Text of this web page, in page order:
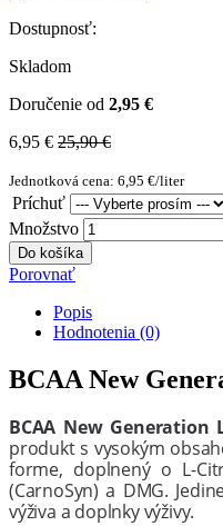
Dostupnosť:
Skladom
Doručenie od 2,95 €
6,95 € 25,90 €
Jednotková cena: 6,95 €/liter
Príchuť
Množstvo
Do košíka
Porovnať
Popis
Hodnotenia (0)
BCAA New
BCAA New Generation
produkt s vysokým
forme, doplnený o L-
(CarnoSyn) a DMG.
výživa a doplnky výživy.